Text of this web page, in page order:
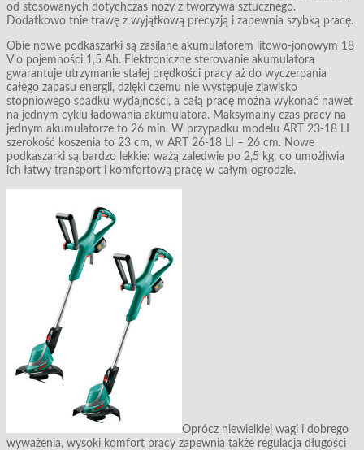
od stosowanych dotychczas noży z tworzywa sztucznego.
Dodatkowo tnie trawę z wyjątkową precyzją i zapewnia szybką pracę.
Obie nowe podkaszarki są zasilane akumulatorem litowo-jonowym 18
V o pojemności 1,5 Ah. Elektroniczne sterowanie akumulatora
gwarantuje utrzymanie stałej prędkości pracy aż do wyczerpania
całego zapasu energii, dzięki czemu nie występuje zjawisko
stopniowego spadku wydajności, a całą pracę można wykonać nawet
na jednym cyklu ładowania akumulatora. Maksymalny czas pracy na
jednym akumulatorze to 26 min. W przypadku modelu ART 23-18 LI
szerokość koszenia to 23 cm, w ART 26-18 LI – 26 cm. Nowe
podkaszarki są bardzo lekkie: ważą zaledwie po 2,5 kg, co umożliwia
ich łatwy transport i komfortową pracę w całym ogrodzie.
Oprócz niewielkiej wagi i dobrego
wyważenia, wysoki komfort pracy zapewnia także regulacja długości